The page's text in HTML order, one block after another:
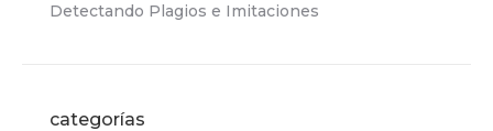
Detectando Plagios e Imitaciones
categorías